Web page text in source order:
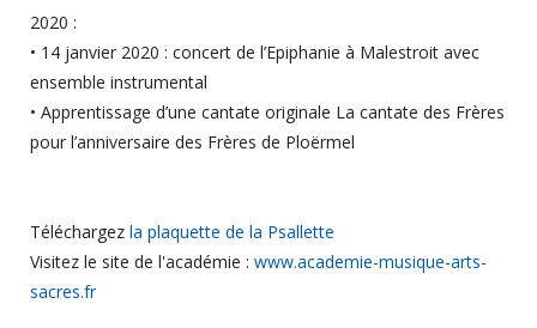
2020 :
• 14 janvier 2020 : concert de l’Epiphanie à Malestroit avec
ensemble instrumental
• Apprentissage d’une cantate originale La cantate des Frères
pour l’anniversaire des Frères de Ploërmel
Téléchargez la plaquette de la Psallette
Visitez le site de l'académie : www.academie-musique-arts-
sacres.fr